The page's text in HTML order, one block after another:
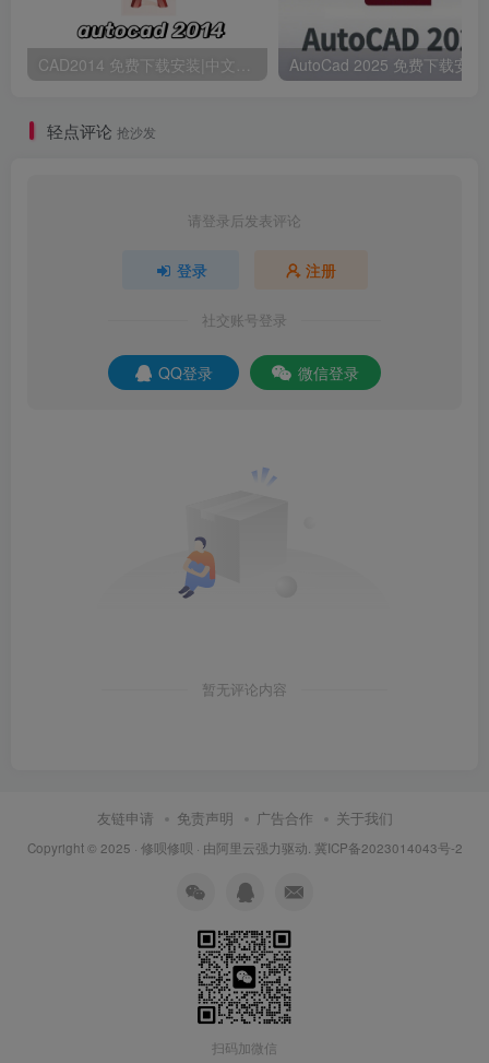
6.点击【浏览】可更改安装位置（建议不要安装在C盘，可以
路径中不能有中文），点击【安装】。
CAD2014 免费下载安装|中文简体|附安装教程
轻点评论 抢沙发
请登录后发表评论
登录 注册
社交账号登录
QQ登录 微信登录
暂无评论内容
友链申请 免责声明 广告合作 关于我们
Copyright © 2025 · 修呗修呗 · 由阿里云强力驱动. 冀ICP备2023014043号-2
扫码加微信